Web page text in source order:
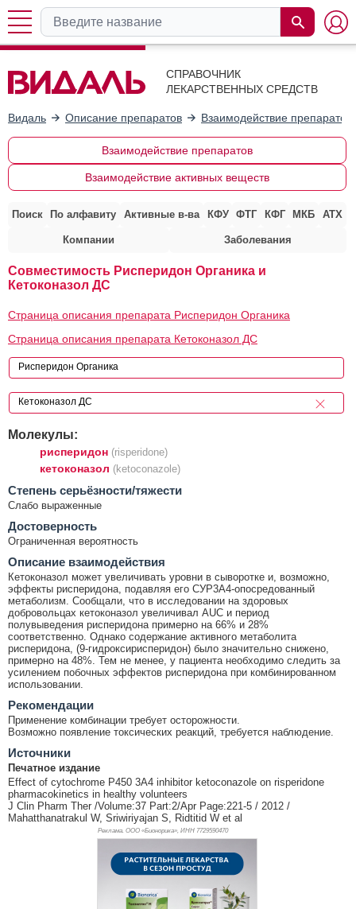
СПРАВОЧНИК
ЛЕКАРСТВЕННЫХ СРЕДСТВ
Видаль Описание препаратов Взаимодействие препаратов
Взаимодействие препаратов
Взаимодействие активных веществ
Поиск По алфавиту Активные в-ва КФУ ФТГ КФГ МКБ АТХ
Компании Заболевания
Совместимость Рисперидон Органика и
Кетоконазол ДС
Страница описания препарата Рисперидон Органика
Страница описания препарата Кетоконазол ДС
Молекулы:
рисперидон (risperidone)
кетоконазол (ketoconazole)
Cтепень серьёзности/тяжести
Слабо выраженные
Достоверность
Ограниченная вероятность
Описание взаимодействия
Кетоконазол может увеличивать уровни в сыворотке и, возможно,
эффекты рисперидона, подавляя его СУР3А4-опосредованный
метаболизм. Сообщали, что в исследовании на здоровых
добровольцах кетоконазол увеличивал AUC и период
полувыведения рисперидона примерно на 66% и 28%
соответственно. Однако содержание активного метаболита
рисперидона, (9-гидроксирисперидон) было значительно снижено,
примерно на 48%. Тем не менее, у пациента необходимо следить за
усилением побочных эффектов рисперидона при комбинированном
использовании.
Рекомендации
Применение комбинации требует осторожности.
Возможно появление токсических реакций, требуется наблюдение.
Источники
Печатное издание
Effect of cytochrome P450 3A4 inhibitor ketoconazole on risperidone
pharmacokinetics in healthy volunteers
J Clin Pharm Ther /Volume:37 Part:2/Apr Page:221-5 / 2012 /
Mahatthanatrakul W, Sriwiriyajan S, Ridtitid W et al
Реклама. ООО «Бионорика», ИНН 7729590470